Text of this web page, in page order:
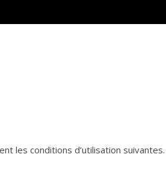
les conditions d’utilisation suivantes.